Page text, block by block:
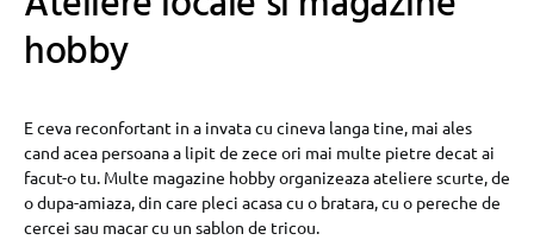
hobby
E ceva reconfortant in a invata cu cineva langa tine, mai ales
cand acea persoana a lipit de zece ori mai multe pietre decat ai
facut-o tu. Multe magazine hobby organizeaza ateliere scurte, de
o dupa-amiaza, din care pleci acasa cu o bratara, cu o pereche de
cercei sau macar cu un sablon de tricou.